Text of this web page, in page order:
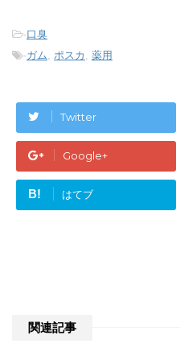
-口臭
-ガム ポスカ 薬用
Twitter
Google+
B! はてブ
関連記事